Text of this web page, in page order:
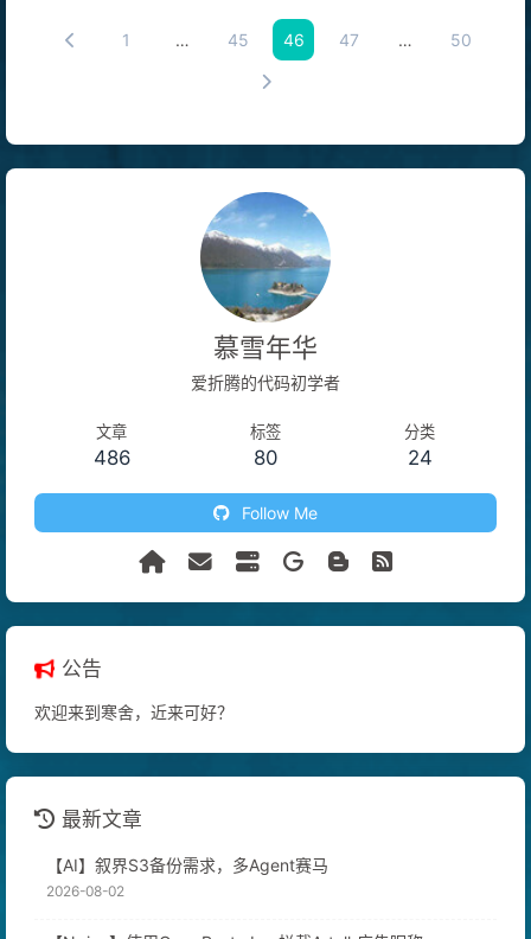
1 … 45 46 47 … 50
慕雪年华
爱折腾的代码初学者
文章
486
标签
80
分类
24
Follow Me
公告
欢迎来到寒舍，近来可好？
最新文章
【AI】叙界S3备份需求，多Agent赛马
2026-08-02